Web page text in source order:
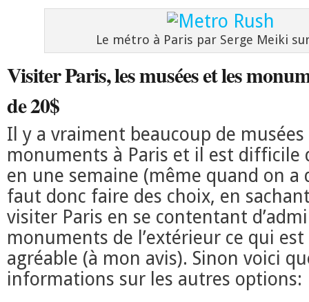
Le métro à Paris par Serge Meiki
Visiter Paris, les musées et les
de 20$
Il y a vraiment beaucoup de musées
monuments à Paris et il est difficile
en une semaine (même quand on a
faut donc faire des choix, en
visiter Paris en se contentant
monuments de l’extérieur ce qui
agréable (à mon avis). Sinon voici
informations sur les autres options: